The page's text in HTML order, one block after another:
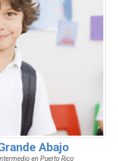
Abajo
en Puerto Rico